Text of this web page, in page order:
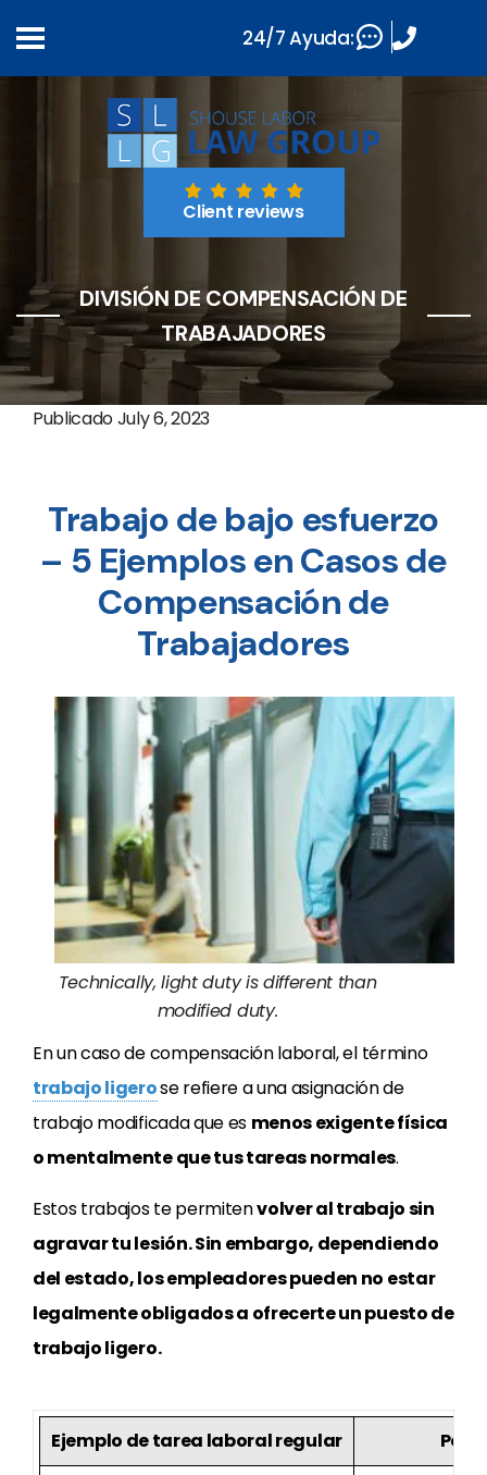
Client reviews
DIVISIÓN DE COMPENSACIÓN DE
TRABAJADORES
PublicadoJuly 6, 2023
Trabajo de bajo esfuerzo
– 5 Ejemplos en Casos de
Compensación de
Trabajadores
Technically, light duty is different than
modified duty.
En un caso de compensación laboral, el término
trabajo ligerose refiere a una asignación de
trabajo modificada que es menos exigente física
o mentalmente que tus tareas normales.
Estos trabajos te permitenvolver al trabajo sin
agravar tu lesión. Sin embargo, dependiendo
del estado, los empleadores pueden no estar
legalmente obligados a ofrecerte un puesto de
trabajo ligero.
Ejemplo de tarea laboral regular
24/7 Ayuda: